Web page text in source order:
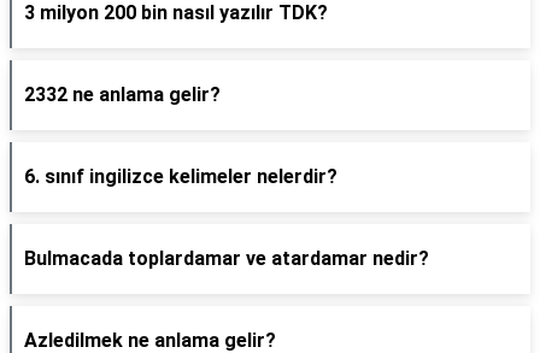
3 milyon 200 bin nasıl yazılır TDK?
2332 ne anlama gelir?
6. sınıf ingilizce kelimeler nelerdir?
Bulmacada toplardamar ve atardamar nedir?
Azledilmek ne anlama gelir?